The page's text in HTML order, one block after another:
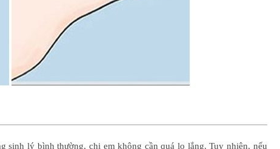
lý bình thường, chị em không cần quá lo lắng. Tuy nhiên, nếu